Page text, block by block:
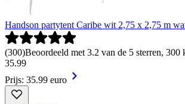
Handson partytent Caribe wit 2,75 x 2,75 m
(300)Beoordeeld met 3.2 van de 5 sterren, 300
35.99
Prijs: 35.99 euro